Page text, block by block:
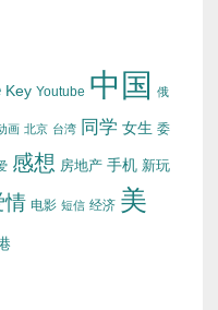
Key Youtube 中国 俄
画 北京 台湾 同学 女生 委
感想 房地产 手机 新玩
情 电影 短信 经济 美